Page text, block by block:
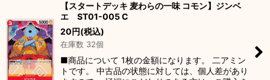
【スタートデッキ 麦わらの一味 コモン】ジンベ
エ ST01-005 C
20円(税込)
在庫数 32個
■商品について 1枚の金額になります。 二アミン
トです。 中古品の状態に対しては、個人差があり